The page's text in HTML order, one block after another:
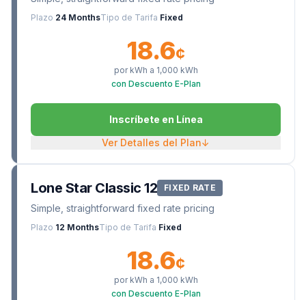
Plazo 24 MonthsTipo de Tarifa Fixed
18.6¢
por kWh a 1,000 kWh
con Descuento E-Plan
Inscríbete en Línea
Ver Detalles del Plan↓
Lone Star Classic 12 FIXED RATE
Simple, straightforward fixed rate pricing
Plazo 12 MonthsTipo de Tarifa Fixed
18.6¢
por kWh a 1,000 kWh
con Descuento E-Plan